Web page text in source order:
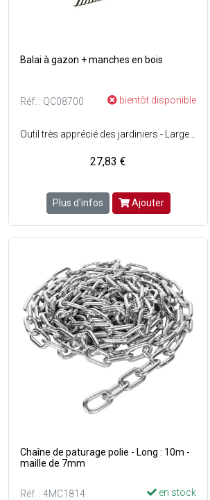
Balai à gazon + manches en bois
Réf. : QC08700 bientôt disponible
27,83 €
Plus d'infos Ajouter
Chaîne de paturage polie - Long : 10m -
maille de 7mm
Réf. : 4MC1814 en stock